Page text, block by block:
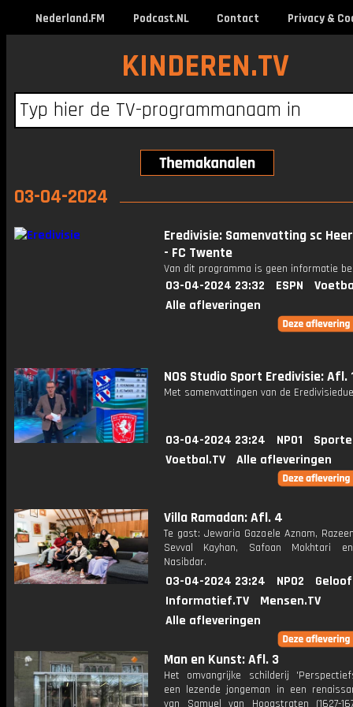
Nederland.FM Podcast.NL Contact Privacy &
KINDEREN.TV
03-04-2024
Eredivisie: Samenvatting sc
- FC Twente
Van dit programma is geen informatie
03-04-2024 23:32 ESPN
Alle afleveringen
NOS Studio Sport Eredivisie: Afl.
Met samenvattingen van de
03-04-2024 23:24 NPO1
Voetbal.TV
Alle afleveringen
Villa Ramadan: Afl. 4
Te gast: Jewaria Gazaele Aznam,
Sevval Kayhan, Safoan Mokhtari
Nasibdar.
03-04-2024 23:24 NPO2
Informatief.TV
Mensen.TV
Alle afleveringen
Man en Kunst: Afl. 3
Het omvangrijke schilderij
een lezende jongeman in een
van Samuel van Hoogstraten (1627-